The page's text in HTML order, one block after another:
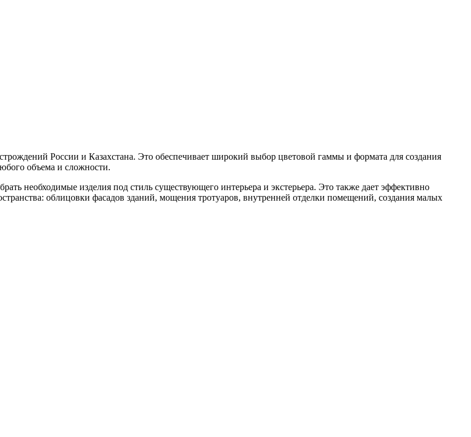
России и Казахстана. Это обеспечивает широкий выбор цветовой гаммы и формата для создания
объема и сложности.
необходимые изделия под стиль существующего интерьера и экстерьера. Это также дает эффективно
облицовки фасадов зданий, мощения тротуаров, внутренней отделки помещений, создания малых